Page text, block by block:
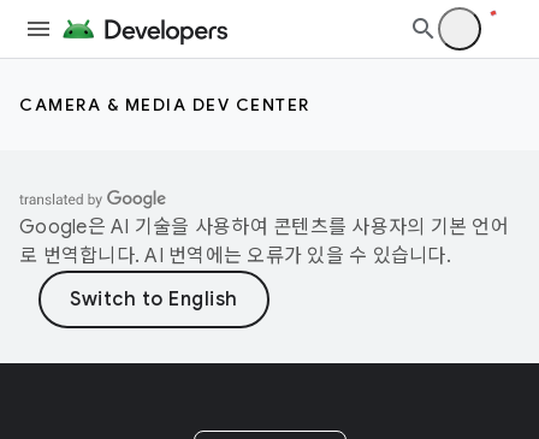
CAMERA & MEDIA DEV CENTER
Google은 AI 기술을 사용하여 콘텐츠를 사용자의 기본 언어
로 번역합니다. AI 번역에는 오류가 있을 수 있습니다.